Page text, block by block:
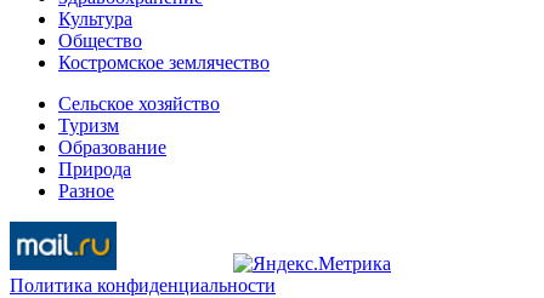
Культура
Общество
Костромское землячество
Сельское хозяйство
Туризм
Образование
Природа
Разное
Политика конфиденциальности